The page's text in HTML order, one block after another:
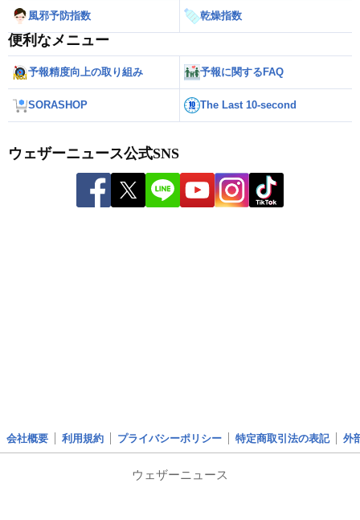
風邪予防指数 乾燥指数
便利なメニュー
予報精度向上の取り組み 予報に関するFAQ
SORASHOP The Last 10-second
ウェザーニュース公式SNS
会社概要 利用規約 プライバシーポリシー 特定商取引法の表記 外
ウェザーニュース